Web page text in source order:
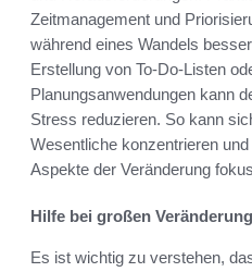
Zeitmanagement und
während eines Wandels
Erstellung von To-Do-Listen
Planungsanwendungen kann
Stress reduzieren. So kann
Wesentliche konzentrieren
Aspekte der Veränderung
Hilfe bei großen
Es ist wichtig zu verstehen,